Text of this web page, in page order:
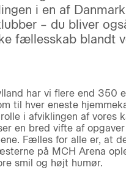
i en af
– du bliver
fællesskab blandt
har vi flere end 350
til hver eneste
i afviklingen af vores
en bred vifte af
Fælles for alle er, at
på MCH Arena
smil og højt humør.